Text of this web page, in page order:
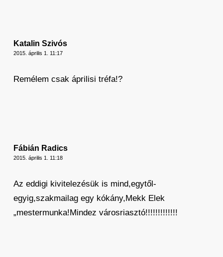
Katalin Szivós
2015. április 1. 11:17
Remélem csak áprilisi tréfa!?
Fábián Radics
2015. április 1. 11:18
Az eddigi kivitelezésük is mind,egytől-
egyig,szakmailag egy kókány,Mekk Elek
„mestermunka!Mindez városriasztó!!!!!!!!!!!!!